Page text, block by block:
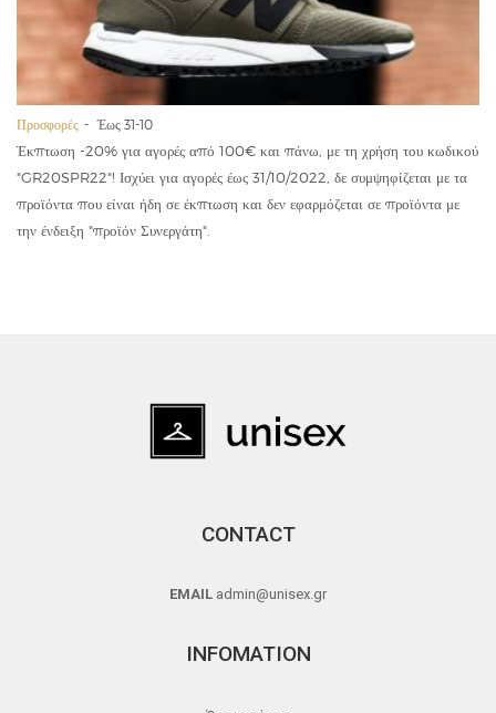
Προσφορές Έως 31-10
Έκπτωση -20% για αγορές από 100€ και πάνω, με τη χρήση του κωδικού
"GR20SPR22"! Ισχύει για αγορές έως 31/10/2022, δε συμψηφίζεται με τα
προϊόντα που είναι ήδη σε έκπτωση και δεν εφαρμόζεται σε προϊόντα με
την ένδειξη "προϊόν Συνεργάτη".
CONTACT
EMAIL admin@unisex.gr
INFOMATION